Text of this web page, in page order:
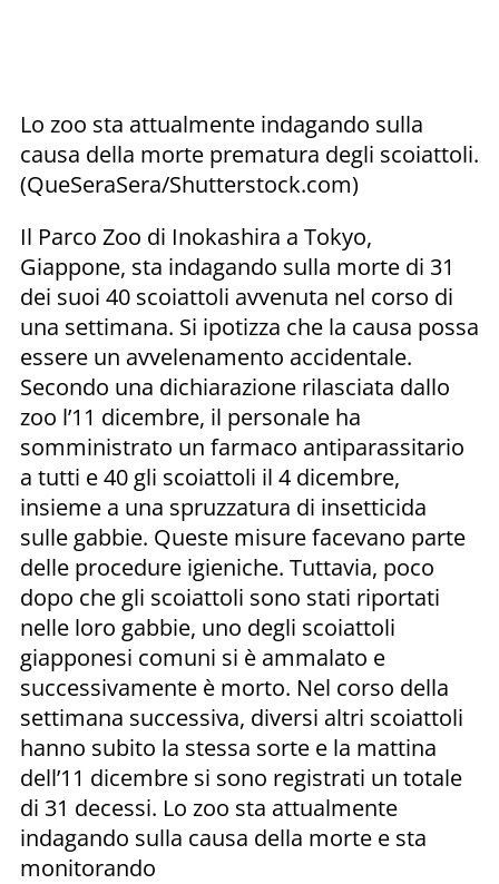
Lo zoo sta attualmente indagando sulla
causa della morte prematura degli scoiattoli.
(QueSeraSera/Shutterstock.com)
Il Parco Zoo di Inokashira a Tokyo,
Giappone, sta indagando sulla morte di 31
dei suoi 40 scoiattoli avvenuta nel corso di
una settimana. Si ipotizza che la causa possa
essere un avvelenamento accidentale.
Secondo una dichiarazione rilasciata dallo
zoo l’11 dicembre, il personale ha
somministrato un farmaco antiparassitario
a tutti e 40 gli scoiattoli il 4 dicembre,
insieme a una spruzzatura di insetticida
sulle gabbie. Queste misure facevano parte
delle procedure igieniche. Tuttavia, poco
dopo che gli scoiattoli sono stati riportati
nelle loro gabbie, uno degli scoiattoli
giapponesi comuni si è ammalato e
successivamente è morto. Nel corso della
settimana successiva, diversi altri scoiattoli
hanno subito la stessa sorte e la mattina
dell’11 dicembre si sono registrati un totale
di 31 decessi. Lo zoo sta attualmente
indagando sulla causa della morte e sta
monitorando